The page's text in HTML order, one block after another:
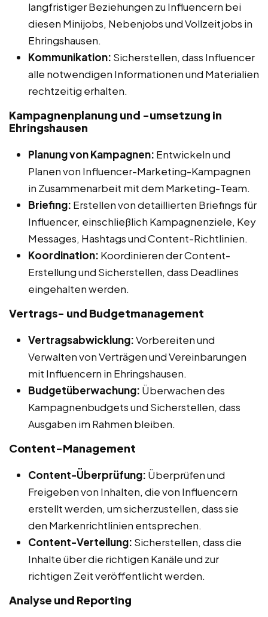
langfristiger Beziehungen zu Influencern bei
diesen Minijobs, Nebenjobs und Vollzeitjobs in
Ehringshausen.
Kommunikation: Sicherstellen, dass Influencer
alle notwendigen Informationen und Materialien
rechtzeitig erhalten.
Kampagnenplanung und -umsetzung in
Ehringshausen
Planung von Kampagnen: Entwickeln und
Planen von Influencer-Marketing-Kampagnen
in Zusammenarbeit mit dem Marketing-Team.
Briefing: Erstellen von detaillierten Briefings für
Influencer, einschließlich Kampagnenziele, Key
Messages, Hashtags und Content-Richtlinien.
Koordination: Koordinieren der Content-
Erstellung und Sicherstellen, dass Deadlines
eingehalten werden.
Vertrags- und Budgetmanagement
Vertragsabwicklung:Vorbereiten und
Verwalten von Verträgen und Vereinbarungen
mit Influencern in Ehringshausen.
Budgetüberwachung: Überwachen des
Kampagnenbudgets und Sicherstellen, dass
Ausgaben im Rahmen bleiben.
Content-Management
Content-Überprüfung: Überprüfen und
Freigeben von Inhalten, die von Influencern
erstellt werden, um sicherzustellen, dass sie
den Markenrichtlinien entsprechen.
Content-Verteilung: Sicherstellen, dass die
Inhalte über die richtigen Kanäle und zur
richtigen Zeit veröffentlicht werden.
Analyse und Reporting